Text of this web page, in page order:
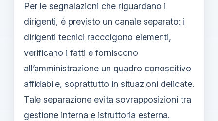
Per le segnalazioni che riguardano i
dirigenti, è previsto un canale separato: i
dirigenti tecnici raccolgono elementi,
verificano i fatti e forniscono
all’amministrazione un quadro conoscitivo
affidabile, soprattutto in situazioni delicate.
Tale separazione evita sovrapposizioni tra
gestione interna e istruttoria esterna.